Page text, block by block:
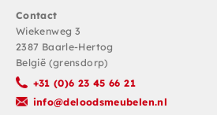
Contact
Wiekenweg 3
2387 Baarle-Hertog
België (grensdorp)
+31 (0)6 23 45 66 21
info@deloodsmeubelen.nl